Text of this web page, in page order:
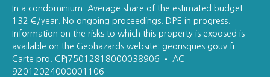
In a condominium. Average share of the estimated budget
132 €/year. No ongoing proceedings. DPE in progress.
Information on the risks to which this property is exposed is
available on the Geohazards website: georisques.gouv.fr.
Carte pro. CPI75012818000038906 • AC
92012024000001106